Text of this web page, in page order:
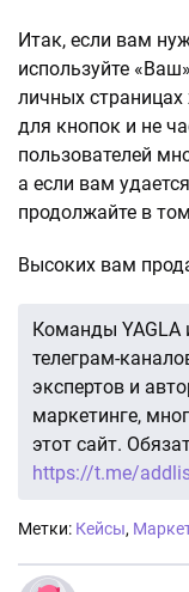
Итак, если вам
используйте
личных
для кнопок и не
пользователей
а если вам
продолжайте в
Высоких вам
Команды YAGLA
телеграм-
экспертов и
маркетинге,
этот сайт.
https://t.me/
Метки: Кейсы,